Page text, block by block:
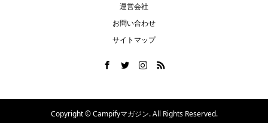
運営会社
お問い合わせ
サイトマップ
Copyright ©Campifyマガジン. All Rights Reserved.